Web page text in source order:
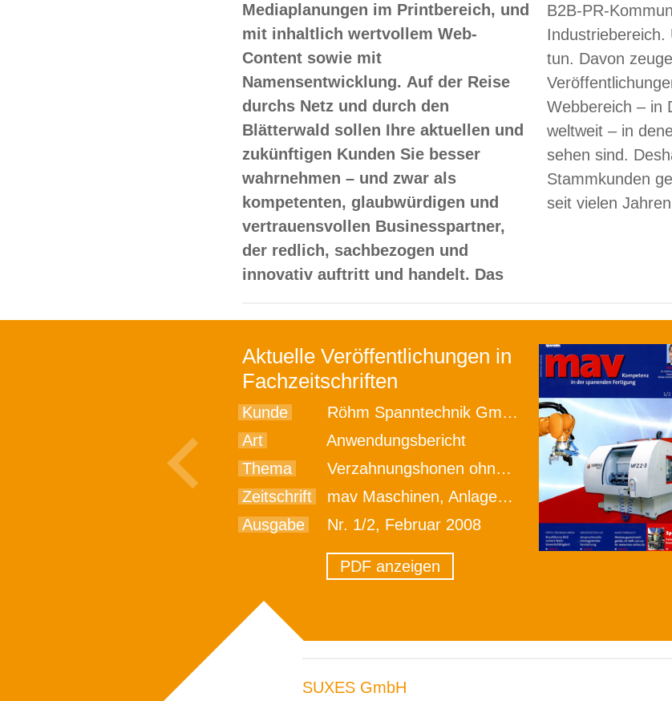
Mediaplanungen im Printbereich, und
mit inhaltlich wertvollem Web-
Content sowie mit
Namensentwicklung. Auf der Reise
durchs Netz und durch den
Blätterwald sollen Ihre aktuellen und
zukünftigen Kunden Sie besser
wahrnehmen – und zwar als
kompetenten, glaubwürdigen und
vertrauensvollen Businesspartner,
der redlich, sachbezogen und
innovativ auftritt und handelt. Das
B2B-PR-
Industriebereich.
tun. Davon
Webbereich – in
weltweit – in
sehen sind.
Stammkunden
seit vielen
Aktuelle Veröffentlichungen in
Fachzeitschriften
Kunde
Röhm Spanntechnik GmbH
Art
Anwendungsbericht
Thema
Verzahnungshonen ohne Kompromisse
Zeitschrift
mav Maschinen, Anlagen, Verfahren
Ausgabe
Nr. 1/2, Februar 2008
PDF anzeigen
SUXES GmbH